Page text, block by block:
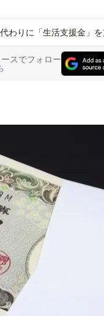
わりに「生活支援金」
スでフォロー